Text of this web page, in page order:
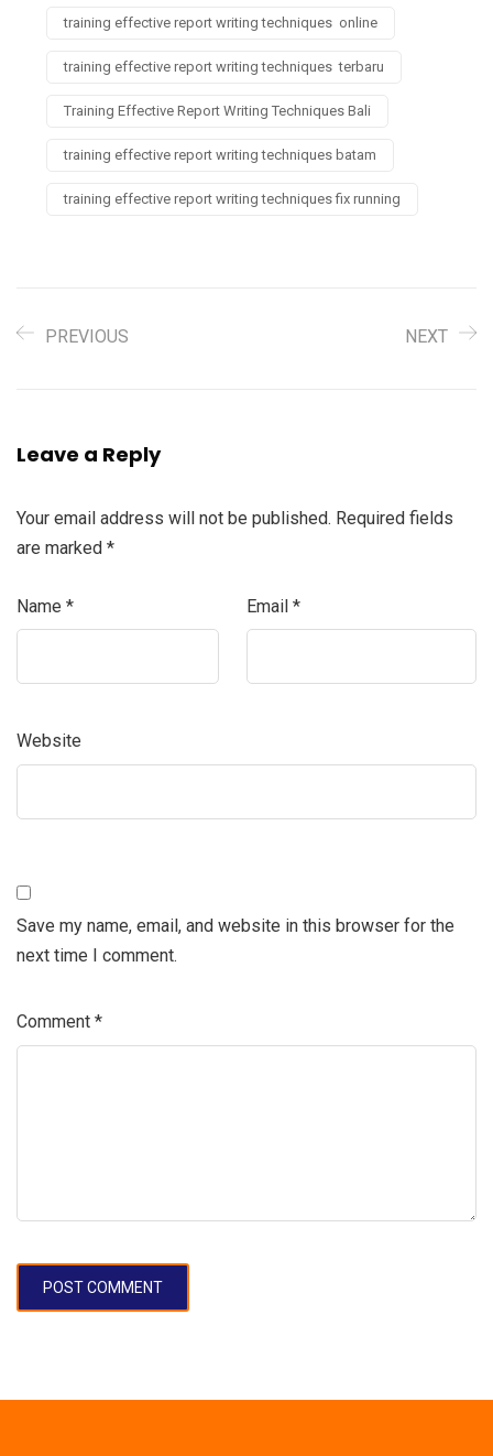
training effective report writing techniques online
training effective report writing techniques terbaru
Training Effective Report Writing Techniques Bali
training effective report writing techniques batam
training effective report writing techniques fix running
PREVIOUS NEXT
Leave a Reply
Your email address will not be published. Required fields
are marked *
Name * Email *
Website
Save my name, email, and website in this browser for the
next time I comment.
Comment *